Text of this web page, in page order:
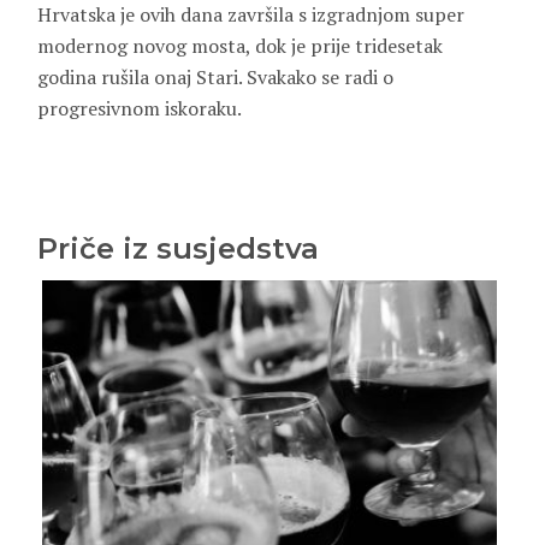
Hrvatska je ovih dana završila s izgradnjom super
modernog novog mosta, dok je prije tridesetak
godina rušila onaj Stari. Svakako se radi o
progresivnom iskoraku.
Priče iz susjedstva